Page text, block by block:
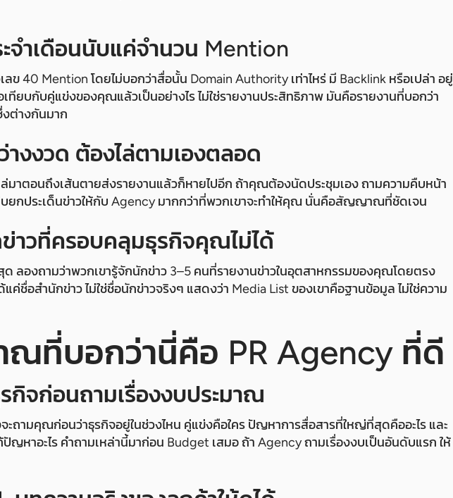
จำเดือนนับแค่จำนวน Mention
ข 40 Mention โดยไม่บอกว่าสื่อนั้น Domain Authority เท่าไหร่ มี Backlink หรือเปล่า อยู่
เทียบกับคู่แข่งของคุณแล้วเป็นอย่างไร ไม่ใช่รายงานประสิทธิภาพ มันคือรายงานที่บอกว่า
งต่างกันมาก
างงวด ต้องไล่ตามเองตลอด
มาตอนถึงเส้นตายส่งรายงานแล้วก็หายไปอีก ถ้าคุณต้องนัดประชุมเอง ถามความคืบหน้า
ยกประเด็นข่าวให้กับ Agency มากกว่าที่พวกเขาจะทำให้คุณ นั่นคือสัญญาณที่ชัดเจน
าวที่ครอบคลุมธุรกิจคุณไม่ได้
ด ลองถามว่าพวกเขารู้จักนักข่าว 3–5 คนที่รายงานข่าวในอุตสาหกรรมของคุณโดยตรง
แค่ชื่อสำนักข่าว ไม่ใช่ชื่อนักข่าวจริงๆ แสดงว่า Media List ของเขาคือฐานข้อมูล ไม่ใช่ความ
ที่บอกว่านี่คือ PR Agency ที่ดี
กิจก่อนถามเรื่องงบประมาณ
ะถามคุณก่อนว่าธุรกิจอยู่ในช่วงไหน คู่แข่งคือใคร ปัญหาการสื่อสารที่ใหญ่ที่สุดคืออะไร และ
ปัญหาอะไร คำถามเหล่านี้มาก่อน Budget เสมอ ถ้า Agency ถามเรื่องงบเป็นอันดับแรก ให้